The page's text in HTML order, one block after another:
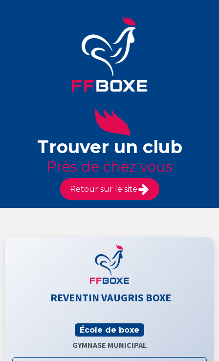
Trouver un club
Près de chez vous
Retour sur le site
REVENTIN VAUGRIS BOXE
École de boxe
GYMNASE MUNICIPAL